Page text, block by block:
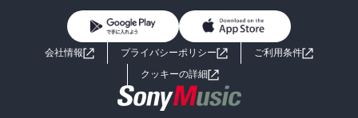
ライトノベル 男子向けラノベ
小説
海外小説
よくあるご質問 お問い合わせ
会社情報 プライバシーポリシー
ご利用条件
クッキーの詳細